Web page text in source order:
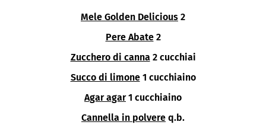
Mele Golden Delicious 2
Pere Abate 2
Zucchero di canna 2 cucchiai
Succo di limone 1 cucchiaino
Agar agar 1 cucchiaino
Cannella in polvere q.b.